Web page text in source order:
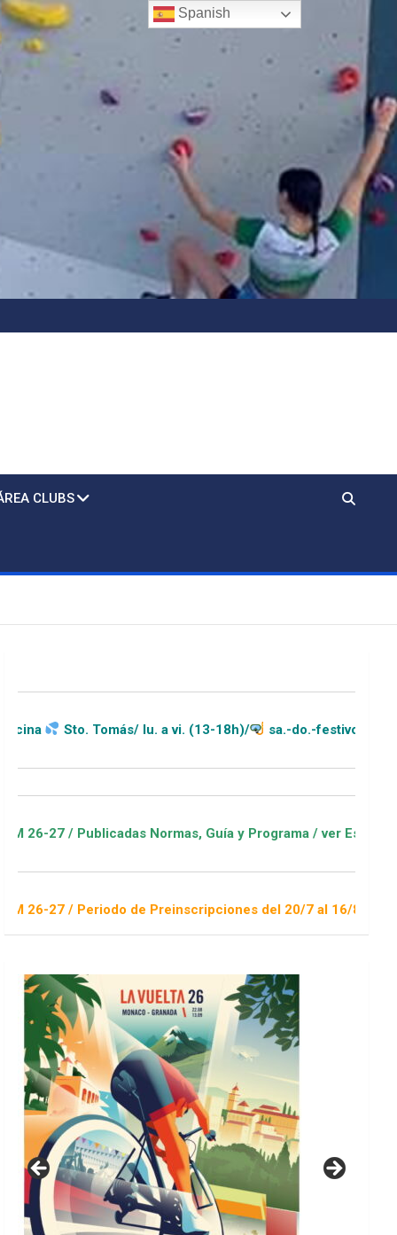
CLUBS
lu. a vi. (13-18h)/ sa.-do.-festivos (11-20h)
Normas, Guía y Programa / ver Escuelas Deportivas
de Preinscripciones del 20/7 al 16/8 / Sorteo 1 de
Spanish